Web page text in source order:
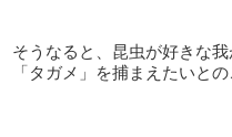
そうなると、昆虫が好きな
「タガメ」を捕まえたいとの